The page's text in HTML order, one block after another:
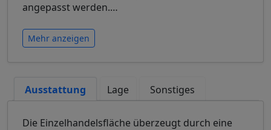
angepasst werden.…
Mehr anzeigen
Ausstattung Lage Sonstiges
Die Einzelhandelsfläche überzeugt durch eine